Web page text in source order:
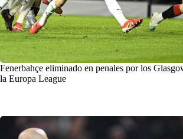
Fenerbahçe eliminado en penales por los
la Europa League